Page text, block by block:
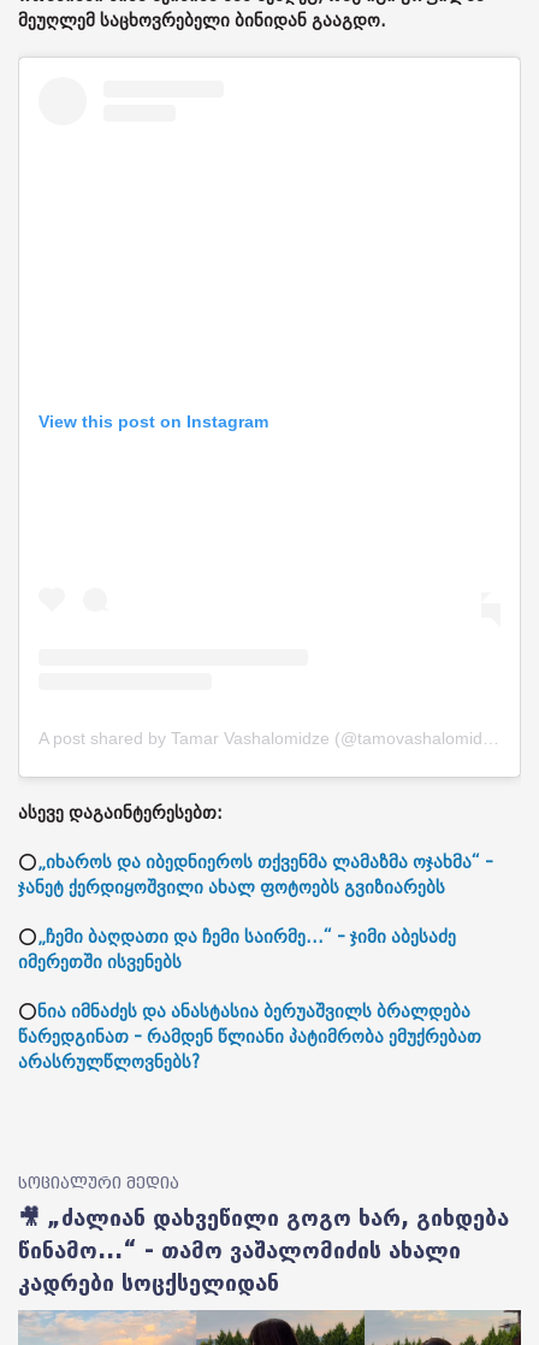
მეუღლემ საცხოვრებელი ბინიდან გააგდო.
View this post on Instagram
ასევე დაგაინტერესებთ:
⭕„იხაროს და იბედნიეროს თქვენმა ლამაზმა ოჯახმა“ -
ჯანეტ ქერდიყოშვილი ახალ ფოტოებს გვიზიარებს
⭕„ჩემი ბაღდათი და ჩემი საირმე...“ - ჯიმი აბესაძე
იმერეთში ისვენებს
⭕ნია იმნაძეს და ანასტასია ბერუაშვილს ბრალდება
წარედგინათ - რამდენ წლიანი პატიმრობა ემუქრებათ
არასრულწლოვნებს?
სოციალური მედია
🎥 „ძალიან დახვეწილი გოგო ხარ, გიხდება
წინამო...“ - თამო ვაშალომიძის ახალი
კადრები სოცქსელიდან